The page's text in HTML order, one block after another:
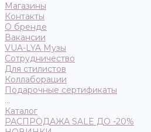
Магазины
Контакты
О бренде
Вакансии
VUA-LYA Музы
Сотрудничество
Для стилистов
Коллаборации
Подарочные сертификаты
...
Каталог
РАСПРОДАЖА SALE ДО -20%